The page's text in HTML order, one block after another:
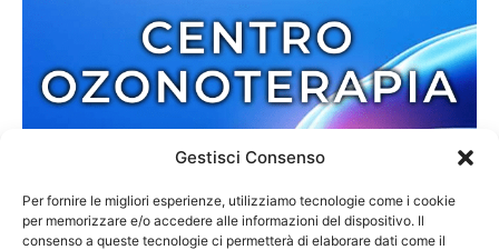
Gestisci Consenso
Per fornire le migliori esperienze, utilizziamo tecnologie come i cookie
per memorizzare e/o accedere alle informazioni del dispositivo. Il
consenso a queste tecnologie ci permetterà di elaborare dati come il